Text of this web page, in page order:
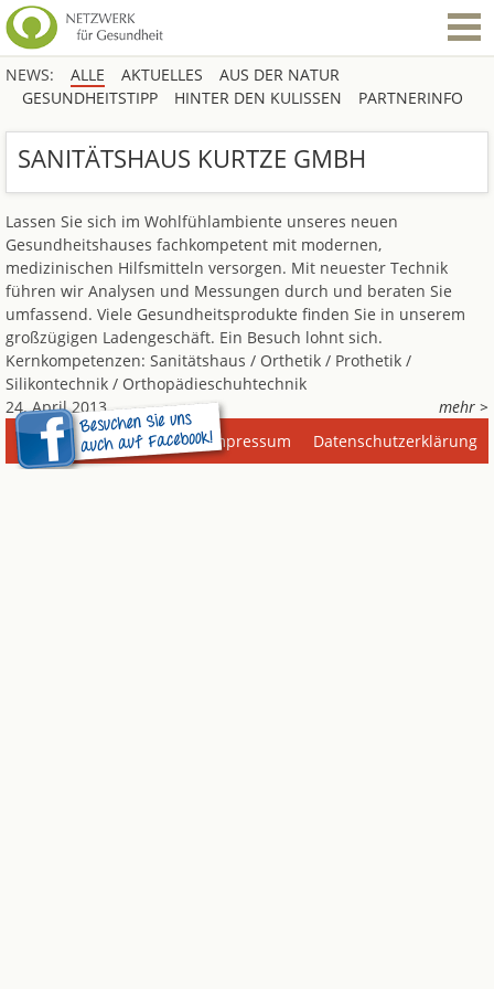
NEWS: ALLE AKTUELLES
AUS DER NATUR
GESUNDHEITSTIPP
HINTER DEN KULISSEN PARTNERINFO
SANITÄTSHAUS KURTZE GMBH
Lassen Sie sich im Wohlfühlambiente unseres neuen
Gesundheitshauses fachkompetent mit modernen,
medizinischen Hilfsmitteln versorgen. Mit neuester Technik
führen wir Analysen und Messungen durch und beraten Sie
umfassend. Viele Gesundheitsprodukte finden Sie in unserem
großzügigen Ladengeschäft. Ein Besuch lohnt sich.
Kernkompetenzen: Sanitätshaus / Orthetik / Prothetik /
Silikontechnik / Orthopädieschuhtechnik
24. April 2013
mehr >
Impressum
Datenschutzerklärung